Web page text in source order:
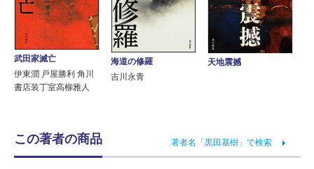
武田家滅亡
伊東潤 戸屋勝利 角川
書店装丁室高柳雅人
海道の修羅
吉川永青
天地震撼
この著者の商品 著者名「黒田基樹」で検索